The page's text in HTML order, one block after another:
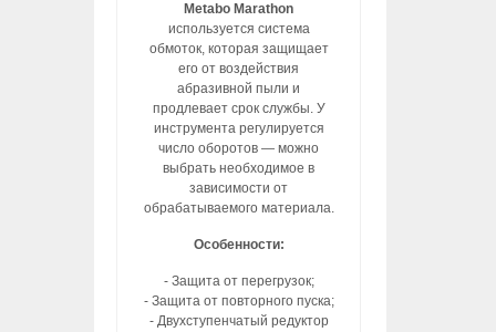
Metabo Marathon
используется система
обмоток, которая защищает
его от воздействия
абразивной пыли и
продлевает срок службы. У
инструмента регулируется
число оборотов — можно
выбрать необходимое в
зависимости от
обрабатываемого материала.
Особенности:
- Защита от перегрузок;
- Защита от повторного пуска;
- Двухступенчатый редуктор